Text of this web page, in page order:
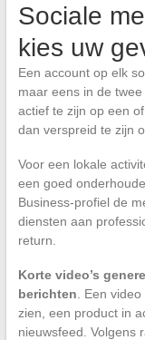
Sociale
kies uw
Een account op elk
maar eens in de
actief te zijn op een
dan verspreid te zijn
Voor een lokale
een goed
Business-profiel de
diensten aan
return.
Korte video’s
berichten . Een
zien, een product in
nieuwsfeed. Volgens